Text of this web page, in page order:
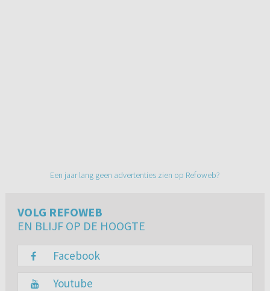
Een jaar lang geen advertenties zien op Refoweb?
VOLG REFOWEB
EN BLIJF OP DE HOOGTE
Facebook
Youtube